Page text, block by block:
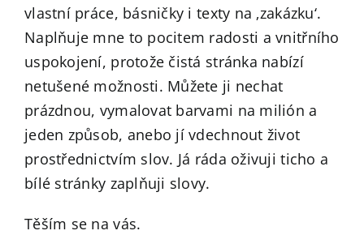
vlastní práce, básničky i texty na ‚zakázku‘.
Naplňuje mne to pocitem radosti a vnitřního
uspokojení, protože čistá stránka nabízí
netušené možnosti. Můžete ji nechat
prázdnou, vymalovat barvami na milión a
jeden způsob, anebo jí vdechnout život
prostřednictvím slov. Já ráda oživuji ticho a
bílé stránky zaplňuji slovy.
Těším se na vás.